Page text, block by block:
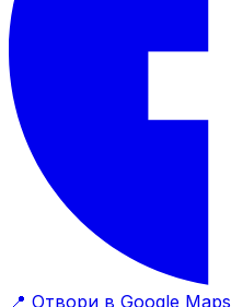
📍 Отвори в Google Maps